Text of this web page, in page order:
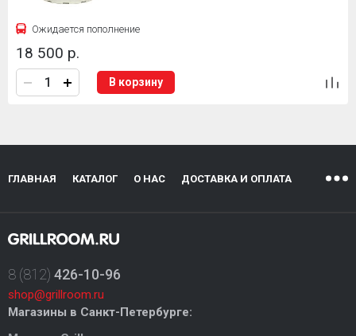
Ожидается пополнение
18 500 р.
В корзину
ГЛАВНАЯ КАТАЛОГ О НАС ДОСТАВКА И ОПЛАТА
8 (812) 426-10-96
shop@grillroom.ru
Магазины в Санкт-Петербурге: